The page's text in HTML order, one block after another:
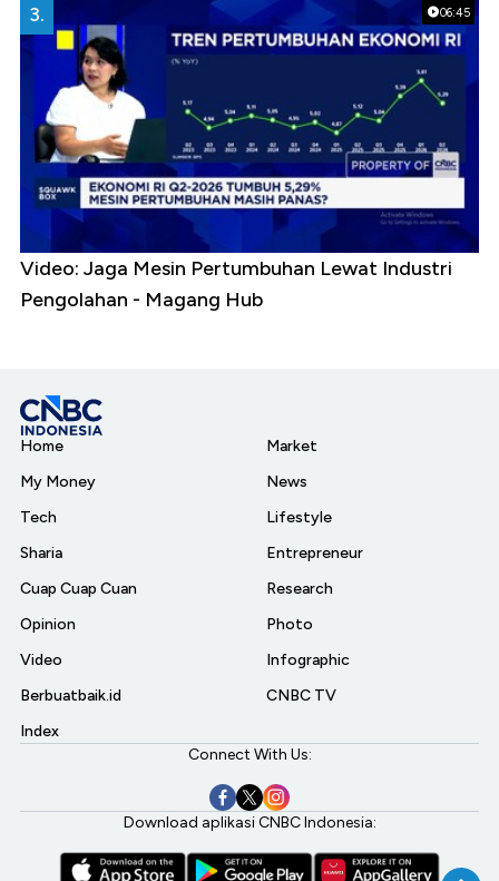
06:45
3.
Video: Jaga Mesin Pertumbuhan Lewat Industri
Pengolahan - Magang Hub
Home
My Money
Tech
Sharia
Cuap Cuap Cuan
Opinion
Video
Berbuatbaik.id
Index
Market
News
Lifestyle
Entrepreneur
Research
Photo
Infographic
CNBC TV
Connect With Us:
Download aplikasi CNBC Indonesia: